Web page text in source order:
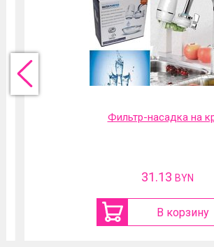
Фильтр-насадка на кран
31.13BYN
В корзину